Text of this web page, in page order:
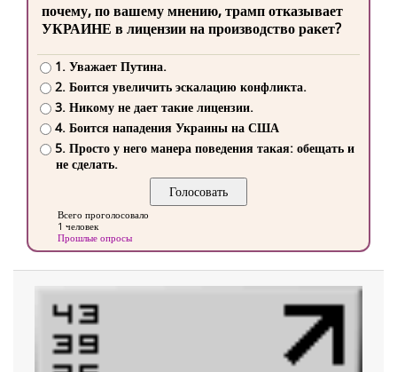
почему, по вашему мнению, трамп отказывает
УКРАИНЕ в лицензии на производство ракет?
1. Уважает Путина.
2. Боится увеличить эскалацию конфликта.
3. Никому не дает такие лицензии.
4. Боится нападения Украины на США
5. Просто у него манера поведения такая: обещать и
не сделать.
Всего проголосовало
1 человек
Прошлые опросы